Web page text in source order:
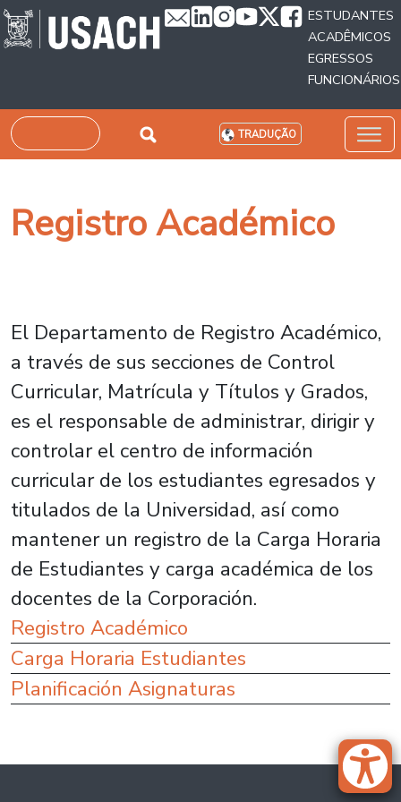
Passar para o conteúdo principal
ESTUDANTES
ACADÊMICOS
EGRESSOS
FUNCIONÁRIOS
Pesquisar TRADUÇÃO
Registro Académico
El Departamento de Registro Académico,
a través de sus secciones de Control
Curricular, Matrícula y Títulos y Grados,
es el responsable de administrar, dirigir y
controlar el centro de información
curricular de los estudiantes egresados y
titulados de la Universidad, así como
mantener un registro de la Carga Horaria
de Estudiantes y carga académica de los
docentes de la Corporación.
Registro Académico
Carga Horaria Estudiantes
Planificación Asignaturas